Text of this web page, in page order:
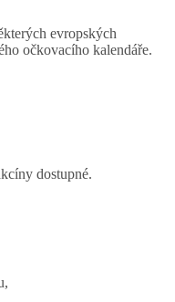
evropských
očkovacího kalendáře.
dostupné.